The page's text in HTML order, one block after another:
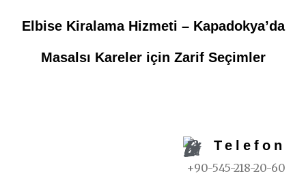
Elbise Kiralama Hizmeti – Kapadokya’da
Masalsı Kareler için Zarif Seçimler
Telefon
+90-545-218-20-60